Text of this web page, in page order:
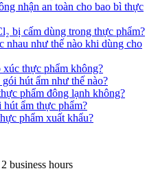
nhận an toàn cho bao bì thực
bị cấm dùng trong thực phẩm?
nhau như thế nào khi dùng cho
thực phẩm không?
hút ẩm như thế nào?
phẩm đông lạnh không?
ẩm thực phẩm?
phẩm xuất khẩu?
business hours